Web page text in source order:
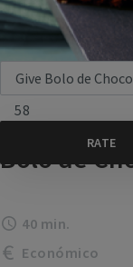
58
Bolo de
40 min.
Económico